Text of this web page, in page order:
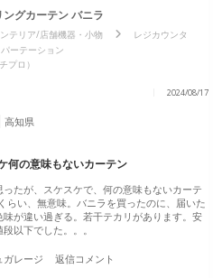
グカーテン バニラ
テリア/店舗機器・小物
レジカウンタ
パーテーション
プロ）
2024/08/17
高知県
何の意味もないカーテン
たが、スケスケで、何の意味もないカーテ
らい、無意味。バニラを買ったのに、届いた
味が違い過ぎる。若干テカリがあります。安
以下でした。。。
ガレージ 返信コメント